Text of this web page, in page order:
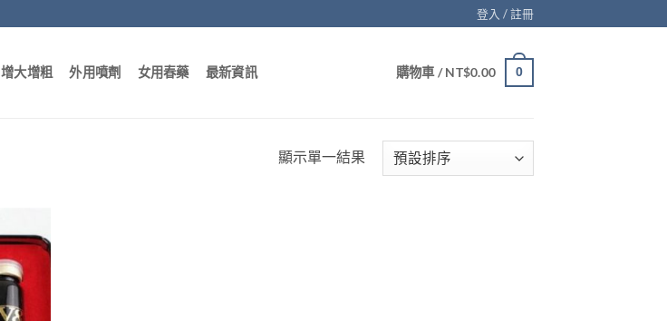
登入 / 註冊
增大增粗 外用噴劑 女用春藥 最新資訊 購物車 /NT$0.00 0
顯示單一結果